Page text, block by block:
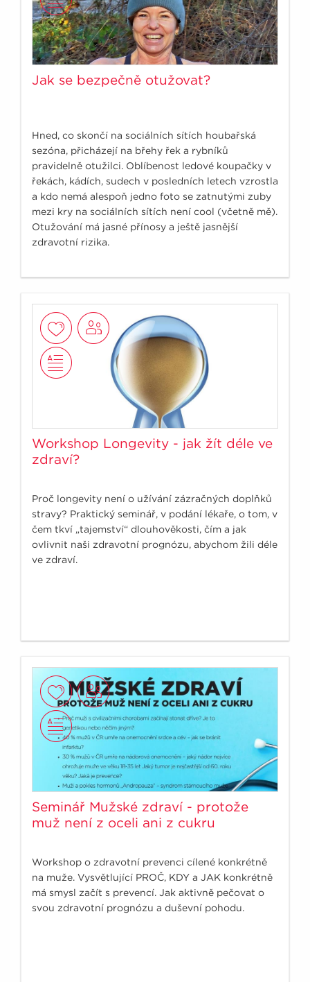
Jak se bezpečně otužovat?
Hned, co skončí na sociálních sítích houbařská
sezóna, přicházejí na břehy řek a rybníků
pravidelně otužilci. Oblíbenost ledové koupačky v
řekách, kádích, sudech v posledních letech vzrostla
a kdo nemá alespoň jedno foto se zatnutými zuby
mezi kry na sociálních sítích není cool (včetně mě).
Otužování má jasné přínosy a ještě jasnější
zdravotní rizika.
Workshop Longevity - jak žít déle ve
zdraví?
Proč longevity není o užívání zázračných doplňků
stravy? Praktický seminář, v podání lékaře, o tom, v
čem tkví „tajemství“ dlouhověkosti, čím a jak
ovlivnit naši zdravotní prognózu, abychom žili déle
ve zdraví.
Seminář Mužské zdraví - protože
muž není z oceli ani z cukru
Workshop o zdravotní prevenci cílené konkrétně
na muže. Vysvětlující PROČ, KDY a JAK konkrétně
má smysl začít s prevencí. Jak aktivně pečovat o
svou zdravotní prognózu a duševní pohodu.